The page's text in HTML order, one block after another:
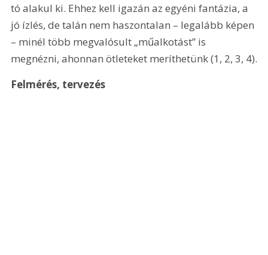
tó alakul ki. Ehhez kell igazán az egyéni fantázia, a
jó ízlés, de talán nem haszontalan – legalább képen
– minél több megvalósult „műalkotást” is
megnézni, ahonnan ötleteket meríthetünk (1, 2, 3, 4).
Felmérés, tervezés